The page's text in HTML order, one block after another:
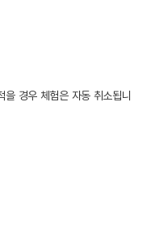
경우 체험은 자동 취소됩니